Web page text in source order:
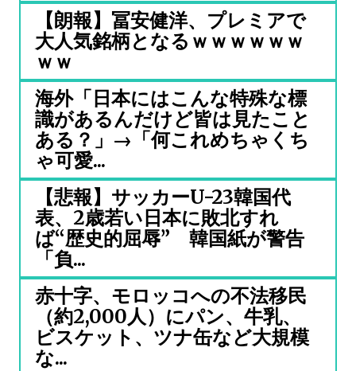
【朗報】冨安健洋、プレミアで
大人気銘柄となるｗｗｗｗｗｗ
ｗｗ
海外「日本にはこんな特殊な標
識があるんだけど皆は見たこと
ある？」→「何これめちゃくち
ゃ可愛...
【悲報】サッカーU-23韓国代
表、2歳若い日本に敗北すれ
ば“歴史的屈辱” 韓国紙が警告
「負...
赤十字、モロッコへの不法移民
（約2,000人）にパン、牛乳、
ビスケット、ツナ缶など大規模
な...